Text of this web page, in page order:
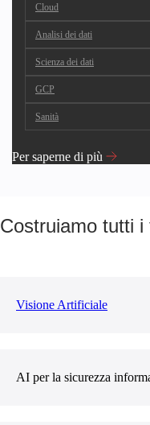
Cloud
Analisi dei dati
Scienza dei dati
GCP
Sanità
Per saperne di più
Costruiamo tutti
Visione Artificiale
AI per la sicurezza